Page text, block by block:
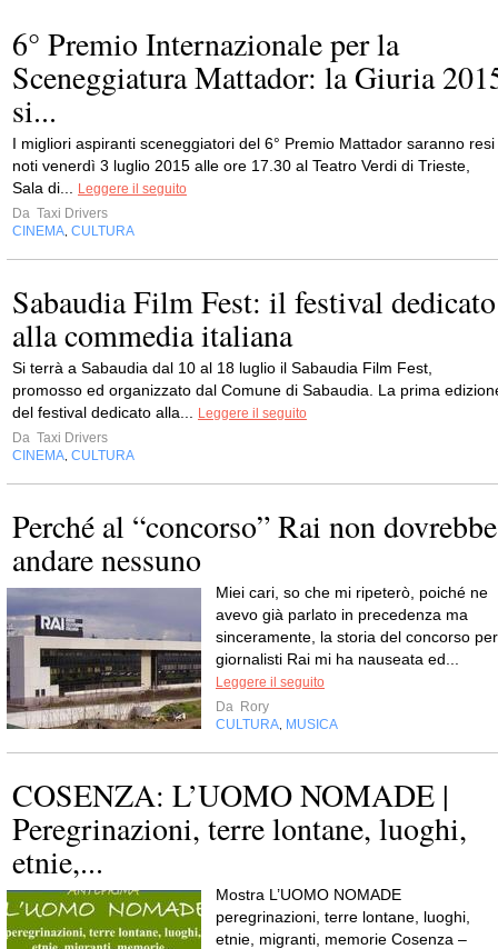
6° Premio Internazionale per la
Sceneggiatura Mattador: la Giuria
si...
I migliori aspiranti sceneggiatori del 6° Premio Mattador saranno resi
noti venerdì 3 luglio 2015 alle ore 17.30 al Teatro Verdi di Trieste,
Sala di...
Leggere il seguito
Da Taxi Drivers
CINEMA CULTURA
Sabaudia Film Fest: il festival dedicato
alla commedia italiana
Si terrà a Sabaudia dal 10 al 18 luglio il Sabaudia Film Fest,
promosso ed organizzato dal Comune di Sabaudia. La prima
del festival dedicato alla...
Leggere il seguito
Da Taxi Drivers
CINEMA CULTURA
Perché al “concorso” Rai non dovrebbe
andare nessuno
Miei cari, so che mi ripeterò, poiché ne
avevo già parlato in precedenza ma
sinceramente, la storia del concorso per
giornalisti Rai mi ha nauseata ed...
Leggere il seguito
Da Rory
CULTURA MUSICA
COSENZA: L’UOMO NOMADE |
Peregrinazioni, terre lontane, luoghi,
etnie,...
Mostra L’UOMO NOMADE
peregrinazioni, terre lontane, luoghi,
etnie, migranti, memorie Cosenza –